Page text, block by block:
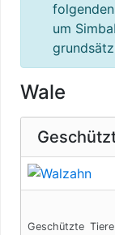
um
Wale
Geschützte